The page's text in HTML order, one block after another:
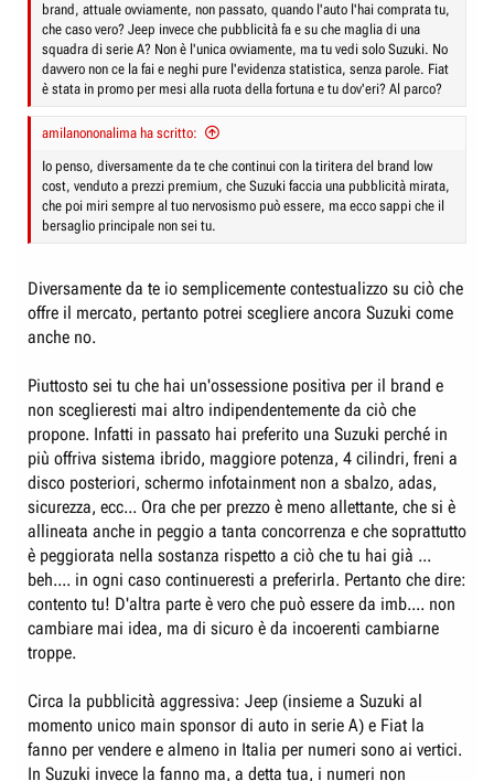
brand, attuale ovviamente, non passato, quando l'auto l'hai comprata tu,
che caso vero? Jeep invece che pubblicità fa e su che maglia di una
squadra di serie A? Non è l'unica ovviamente, ma tu vedi solo Suzuki. No
davvero non ce la fai e neghi pure l'evidenza statistica, senza parole. Fiat
è stata in promo per mesi alla ruota della fortuna e tu dov'eri? Al parco?
amilanononalima ha scritto:
Io penso, diversamente da te che continui con la tiritera del brand low
cost, venduto a prezzi premium, che Suzuki faccia una pubblicità mirata,
che poi miri sempre al tuo nervosismo può essere, ma ecco sappi che il
bersaglio principale non sei tu.
Diversamente da te io semplicemente contestualizzo su ciò che
offre il mercato, pertanto potrei scegliere ancora Suzuki come
anche no.
Piuttosto sei tu che hai un'ossessione positiva per il brand e
non sceglieresti mai altro indipendentemente da ciò che
propone. Infatti in passato hai preferito una Suzuki perché in
più offriva sistema ibrido, maggiore potenza, 4 cilindri, freni a
disco posteriori, schermo infotainment non a sbalzo, adas,
sicurezza, ecc... Ora che per prezzo è meno allettante, che si è
allineata anche in peggio a tanta concorrenza e che soprattutto
è peggiorata nella sostanza rispetto a ciò che tu hai già ...
beh.... in ogni caso continueresti a preferirla. Pertanto che dire:
contento tu! D'altra parte è vero che può essere da imb.... non
cambiare mai idea, ma di sicuro è da incoerenti cambiarne
troppe.
Circa la pubblicità aggressiva: Jeep (insieme a Suzuki al
momento unico main sponsor di auto in serie A) e Fiat la
fanno per vendere e almeno in Italia per numeri sono ai vertici.
In Suzuki invece la fanno ma, a detta tua, i numeri non